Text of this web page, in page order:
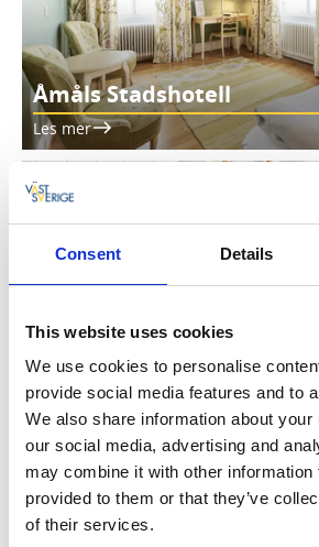
Consent Details
This website uses cookies
We use cookies to personalise
provide social media features and to
We also share information about
our social media, advertising and
may combine it with other information
provided to them or that they’ve
of their services.
Åmåls Stadshotell
Les mer
Dalhall Hotell
Les mer